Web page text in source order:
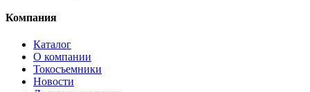
Компания
Каталог
О компании
Токосъемники
Новости